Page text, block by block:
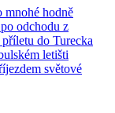
mnohé hodně
odchodu z
do Turecka
letišti
světové